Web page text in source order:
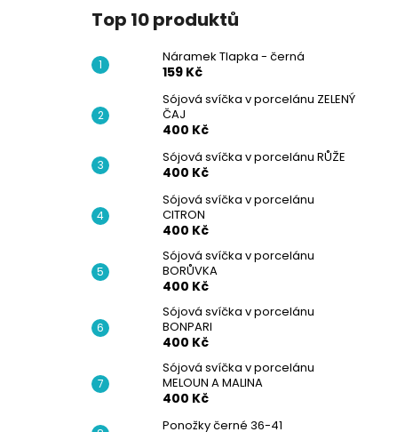
Top 10 produktů
Náramek Tlapka - černá
159 Kč
Sójová svíčka v porcelánu ZELENÝ
ČAJ
400 Kč
Sójová svíčka v porcelánu RŮŽE
400 Kč
Sójová svíčka v porcelánu
CITRON
400 Kč
Sójová svíčka v porcelánu
BORŮVKA
400 Kč
Sójová svíčka v porcelánu
BONPARI
400 Kč
Sójová svíčka v porcelánu
MELOUN A MALINA
400 Kč
Ponožky černé 36-41